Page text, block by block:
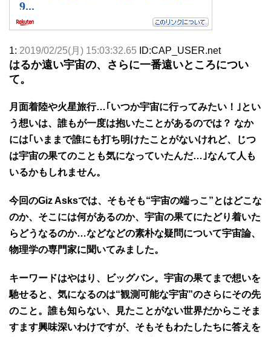
1: 2019/02/25(月) 15:03:32.65 ID:CAP_USER.net
はるか遠い宇宙の、さらに一番遠いところについ
て。
月面着陸や火星旅行…｢いつか宇宙に行ってみたい！｣とい
う想いは、誰もが一度は抱いたことがあるのでは？ なか
には｢いままで誰にも打ち明けたことがないけれど、じつ
は宇宙の果てのことも気になっていたんだ…｣なんて人も
いるかもしれません。
今回のGiz Asksでは、そもそも“宇宙の端っこ”とはどこな
のか、そこには何があるのか、宇宙の果てにたどり着いた
らどうなるのか…などなどの素朴な疑問について宇宙論、
物理学の専門家に聞いてみました。
キーワードはやはり、ビッグバン。宇宙の果てまで想いを
馳せると、気になるのは“観測可能な宇宙”のさらにその先
のこと。誰も知らない、見たことがない世界だからこそま
すます興味深いわけですが、そもそもわたしたちに答えを